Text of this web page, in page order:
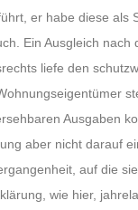
er habe diese als
Ein Ausgleich nach
liefe den
Ausgaben
aber nicht darauf
auf die
wie hier,